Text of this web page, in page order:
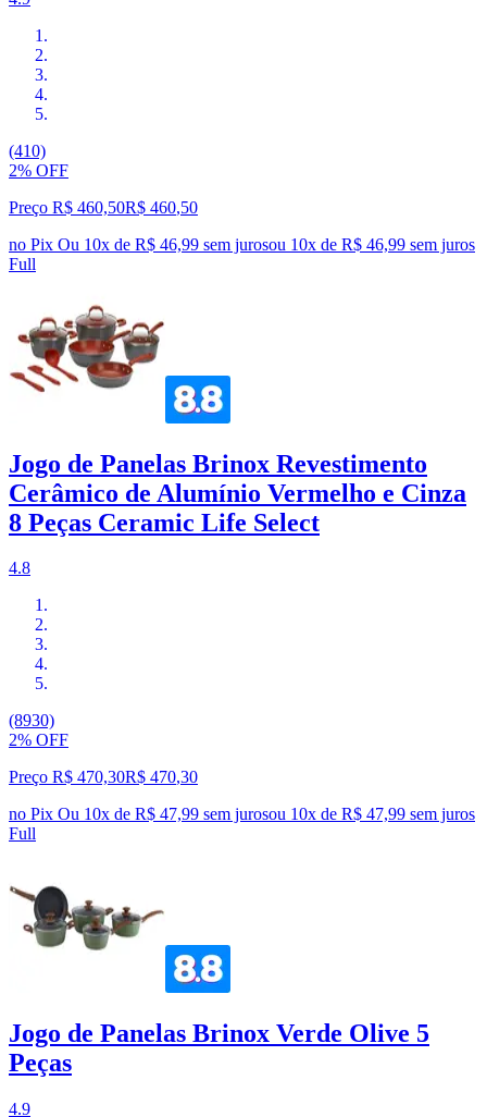
(410)
2% OFF
Preço R$ 460,50R$ 460,50
no Pix Ou 10x de R$ 46,99 sem jurosou 10x de R$ 46,99 sem juros
Full
Jogo de Panelas Brinox Revestimento
Cerâmico de Alumínio Vermelho e Cinza
8 Peças Ceramic Life Select
4.8
(8930)
2% OFF
Preço R$ 470,30R$ 470,30
no Pix Ou 10x de R$ 47,99 sem jurosou 10x de R$ 47,99 sem juros
Full
Jogo de Panelas Brinox Verde Olive 5
Peças
4.9